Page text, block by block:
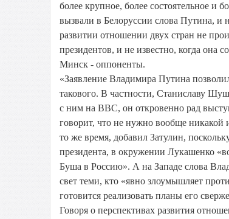
более крупное, более состоятельное и
вызвали в Белоруссии слова Путина, и
развитии отношении двух стран не
президентов, и не известно, когда она
Минск - оппоненты.
«Заявление Владимира Путина
такового. В частности, Станиславу
с ним на BBC, он откровенно рад
говорит, что не нужно вообще
то же время, добавил Затулин,
президента, в окружении Лукашенко
Буша в Россию». А на Западе слова
свет теми, кто «явно злоумышляет
готовится реализовать планы его
Говоря о перспективах развития